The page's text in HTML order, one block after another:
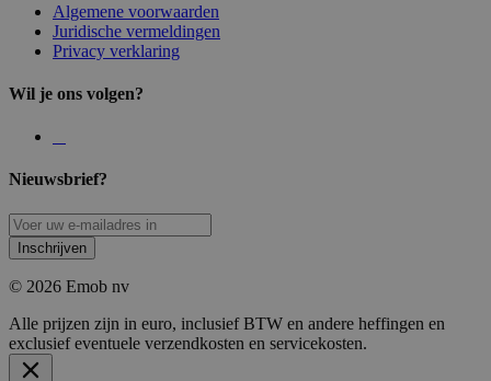
Algemene voorwaarden
Juridische vermeldingen
Privacy verklaring
Wil je ons volgen?
Nieuwsbrief?
Inschrijven
© 2026 Emob nv
Alle prijzen zijn in euro, inclusief BTW en andere heffingen en
exclusief eventuele verzendkosten en servicekosten.